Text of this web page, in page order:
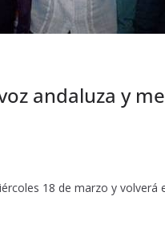
andaluza y
18 de marzo y volverá